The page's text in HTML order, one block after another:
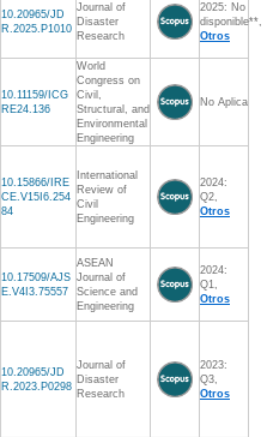
10.20965/JD
R.2025.P1010
Journal of
Disaster
Research
2025: No
disponible**,
Otros
10.11159/ICG
RE24.136
World
Congress on
Civil,
Structural, and
Environmental
Engineering
No Aplica
10.15866/IRE
CE.V15I6.254
84
International
Review of
Civil
Engineering
2024:
Q2,
Otros
10.17509/AJS
E.V4I3.75557
ASEAN
Journal of
Science and
Engineering
2024:
Q1,
Otros
10.20965/JD
R.2023.P0298
Journal of
Disaster
Research
2023:
Q3,
Otros